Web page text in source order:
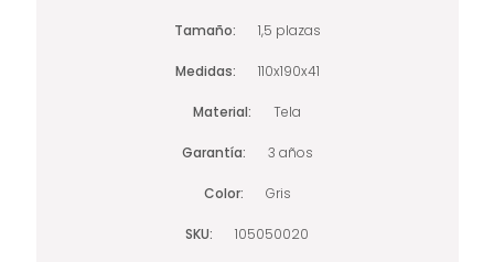
Tamaño 1,5 plazas
Medidas 110x190x41
Material Tela
Garantía 3 años
Color Gris
SKU 105050020